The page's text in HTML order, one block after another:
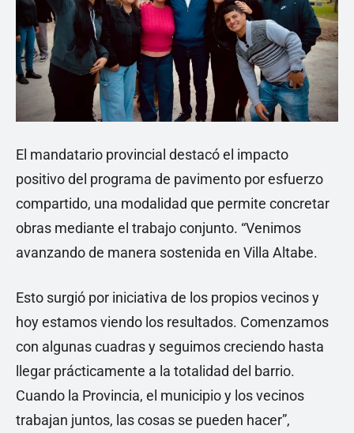
El mandatario provincial destacó el impacto
positivo del programa de pavimento por esfuerzo
compartido, una modalidad que permite concretar
obras mediante el trabajo conjunto. “Venimos
avanzando de manera sostenida en Villa Altabe.
Esto surgió por iniciativa de los propios vecinos y
hoy estamos viendo los resultados. Comenzamos
con algunas cuadras y seguimos creciendo hasta
llegar prácticamente a la totalidad del barrio.
Cuando la Provincia, el municipio y los vecinos
trabajan juntos, las cosas se pueden hacer”,